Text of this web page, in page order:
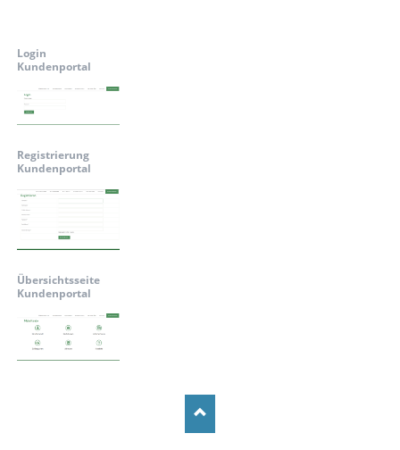
Security Package
Login
Kundenportal
Registrierung
Kundenportal
Übersichtsseite
Kundenportal